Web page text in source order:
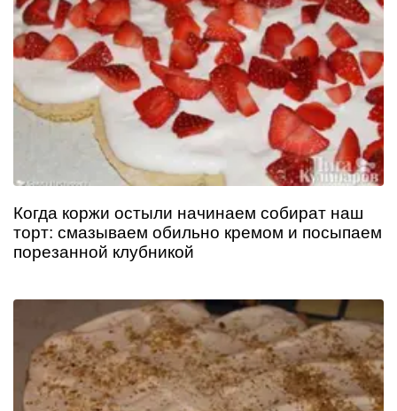
Когда коржи остыли начинаем собират наш
торт: смазываем обильно кремом и посыпаем
порезанной клубникой